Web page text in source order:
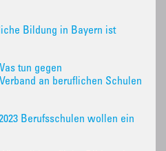
Bildung in Bayern ist
tun gegen
an beruflichen Schulen
Berufsschulen wollen ein